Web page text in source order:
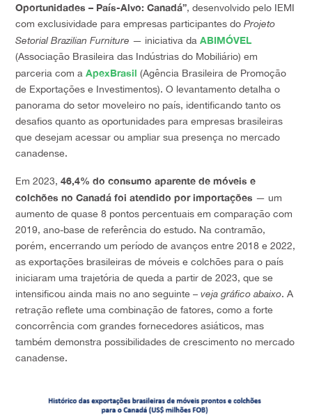
Oportunidades – País-Alvo: Canadá”, desenvolvido pelo IEMI
com exclusividade para empresas participantes do Projeto
Setorial Brazilian Furniture — iniciativa da ABIMÓVEL
(Associação Brasileira das Indústrias do Mobiliário) em
parceria com a ApexBrasil (Agência Brasileira de Promoção
de Exportações e Investimentos). O levantamento detalha o
panorama do setor moveleiro no país, identificando tanto os
desafios quanto as oportunidades para empresas brasileiras
que desejam acessar ou ampliar sua presença no mercado
canadense.
Em 2023, 46,4% do consumo aparente de móveis e
colchões no Canadá foi atendido por importações — um
aumento de quase 8 pontos percentuais em comparação com
2019, ano-base de referência do estudo. Na contramão,
porém, encerrando um período de avanços entre 2018 e 2022,
as exportações brasileiras de móveis e colchões para o país
iniciaram uma trajetória de queda a partir de 2023, que se
intensificou ainda mais no ano seguinte – veja gráfico abaixo. A
retração reflete uma combinação de fatores, como a forte
concorrência com grandes fornecedores asiáticos, mas
também demonstra possibilidades de crescimento no mercado
canadense.